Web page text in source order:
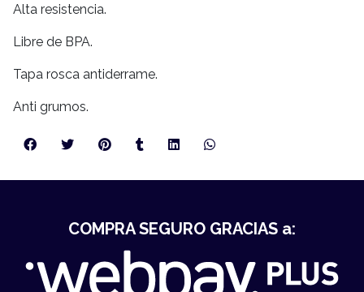
Alta resistencia.
Libre de BPA.
Tapa rosca antiderrame.
Anti grumos.
COMPRA SEGURO GRACIAS a: